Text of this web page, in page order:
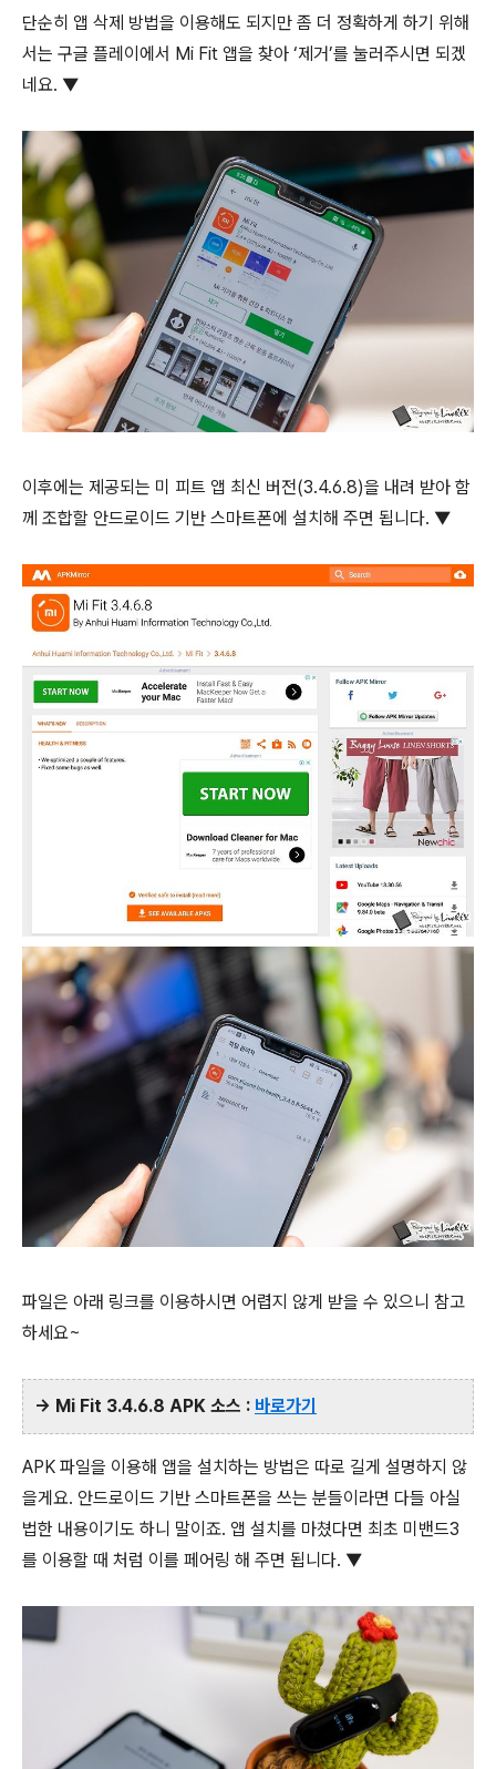
단순히 앱 삭제 방법을 이용해도 되지만 좀 더 정확하게 하기 위해
서는 구글 플레이에서 Mi Fit 앱을 찾아 ‘제거’를 눌러주시면 되겠
네요. ▼
이후에는 제공되는 미 피트 앱 최신 버전(3.4.6.8)을 내려 받아 함
께 조합할 안드로이드 기반 스마트폰에 설치해 주면 됩니다. ▼
파일은 아래 링크를 이용하시면 어렵지 않게 받을 수 있으니 참고
하세요~
→ Mi Fit 3.4.6.8 APK 소스 : 바로가기
APK 파일을 이용해 앱을 설치하는 방법은 따로 길게 설명하지 않
을게요. 안드로이드 기반 스마트폰을 쓰는 분들이라면 다들 아실
법한 내용이기도 하니 말이죠. 앱 설치를 마쳤다면 최초 미밴드3
를 이용할 때 처럼 이를 페어링 해 주면 됩니다. ▼